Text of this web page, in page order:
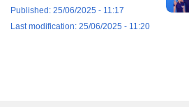
Published: 25/06/2025 - 11:17
Last modification: 25/06/2025 - 11:20